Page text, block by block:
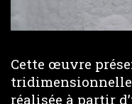
Cette œuvre
tridimensionnelle
réalisée à partir